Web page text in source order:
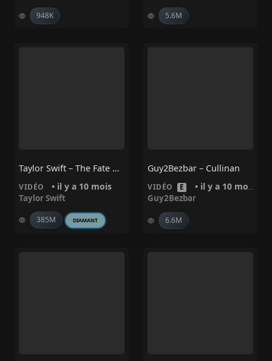
948K 5.6M
Taylor Swift – The Fate Of Ophelia
VIDÉO • il y a 10 mois
Taylor Swift
385M DIAMANT
Guy2Bezbar – Cullinan
VIDÉO E • il y a 10 mois
Guy2Bezbar
6.6M